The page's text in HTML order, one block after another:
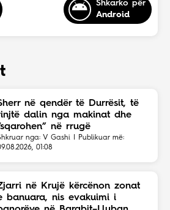
Shkarko për
Android
në qendër të Durrësit, të
dalin nga makinat dhe
në rrugë
nga: V Gashi | Publikuar më:
01:08
në Krujë kërcënon zonat
banuara, nis evakuimi i